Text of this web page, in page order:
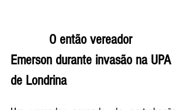
Emerson durante invasão na UPA
de Londrina